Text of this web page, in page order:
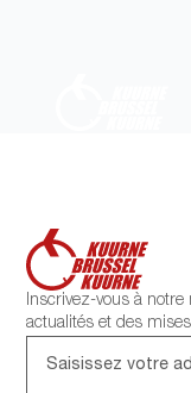
Inscrivez-vous à
actualités et des